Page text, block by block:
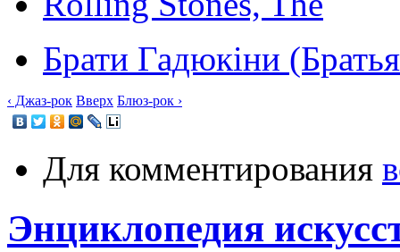
Брати Гадюкіни
‹ Джаз-рок Вверх Блюз-рок ›
Для комментирования
Энциклопедия